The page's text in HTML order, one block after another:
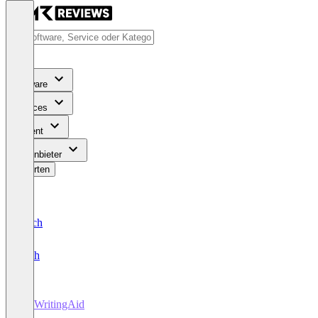
Software
Services
Content
Für Anbieter
Bewerten
Deutsch
English
ProWritingAid